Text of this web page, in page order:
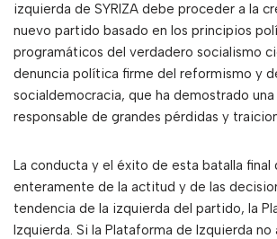
izquierda de SYRIZA debe proceder a la
nuevo partido basado en los principios
programáticos del verdadero socialismo
denuncia política firme del reformismo y
socialdemocracia, que ha demostrado
responsable de grandes pérdidas y
La conducta y el éxito de esta batalla final
enteramente de la actitud y de las
tendencia de la izquierda del partido, la
Izquierda. Si la Plataforma de Izquierda no